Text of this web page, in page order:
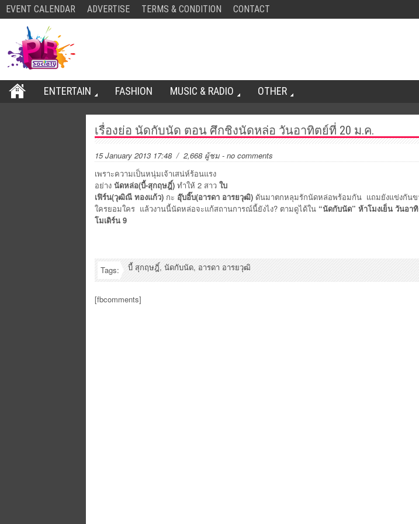
EVENT CALENDAR ADVERTISE TERMS & CONDITION CONTACT
ENTERTAIN FASHION MUSIC & RADIO OTHER
เรื่องย่อ นัดกับนัด ตอน ศึกชิงนัดหล่อ วันอาทิตย์ที่ 20 ม.ค.
15 January 2013 17:48 / 2,668 ผู้ชม - no comments
เพราะความเป็นหนุ่มเจ้าเสน่ห์ร้อนแรง
อย่าง นัดหล่อ(บี้-สุกฤษฎิ์) ทำให้ 2 สาว ใบ
เฟิร์น(วุฒิณี ทองแก้ว) กะ อุ๊บอิ๊บ(อารดา อารยวุฒิ) ดันมาตกหลุมรักนัดหล่อพร้อมกัน แถมยังแข่งกัน
ใครยอมใคร แล้วงานนี้นัดหล่อจะแก้สถานการณ์นี้ยังไง? ตามดูได้ใน “นัดกับนัด” ห้าโมงเย็น วันอา
โมเดิร์น 9
Tags: บี้ สุกฤษฎิ์, นัดกับนัด, อารดา อารยวุฒิ
[fbcomments]